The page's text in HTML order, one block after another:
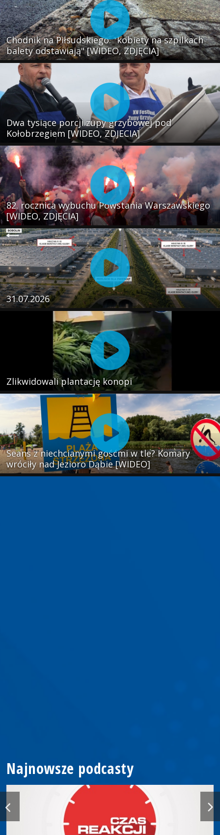
Chodnik na Piłsudskiego: "kobiety na szpilkach
balety odstawiają" [WIDEO, ZDJĘCIA]
Dwa tysiące porcji zupy grzybowej pod
Kołobrzegiem [WIDEO, ZDJECIA]
82. rocznica wybuchu Powstania Warszawskiego
[WIDEO, ZDJĘCIA]
31.07.2026
Zlikwidowali plantację konopi
Seans z niechcianymi gośćmi w tle? Komary
wróciły nad Jezioro Dąbie [WIDEO]
Najnowsze podcasty